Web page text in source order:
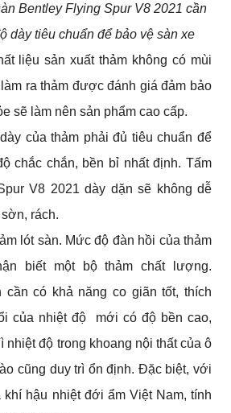
Bentley Flying Spur V8 2021 cần
dày tiêu chuẩn để bảo vệ sàn xe
liệu sản xuất thảm không có mùi
ra thảm được đánh giá đảm bảo
sẽ làm nên sản phẩm cao cấp.
của thảm phải đủ tiêu chuẩn để
chắc chắn, bền bỉ nhất định. Tấm
V8 2021 dày dặn sẽ không dễ
rách.
lót sàn. Mức độ đàn hồi của thảm
biết một bộ thảm chất lượng.
cần có khả năng co giãn tốt, thích
của nhiệt độ  mới có độ bền cao,
nhiệt độ trong khoang nội thất của ô
cũng duy trì ổn định. Đặc biệt, với
hậu nhiệt đới ẩm Việt Nam, tính